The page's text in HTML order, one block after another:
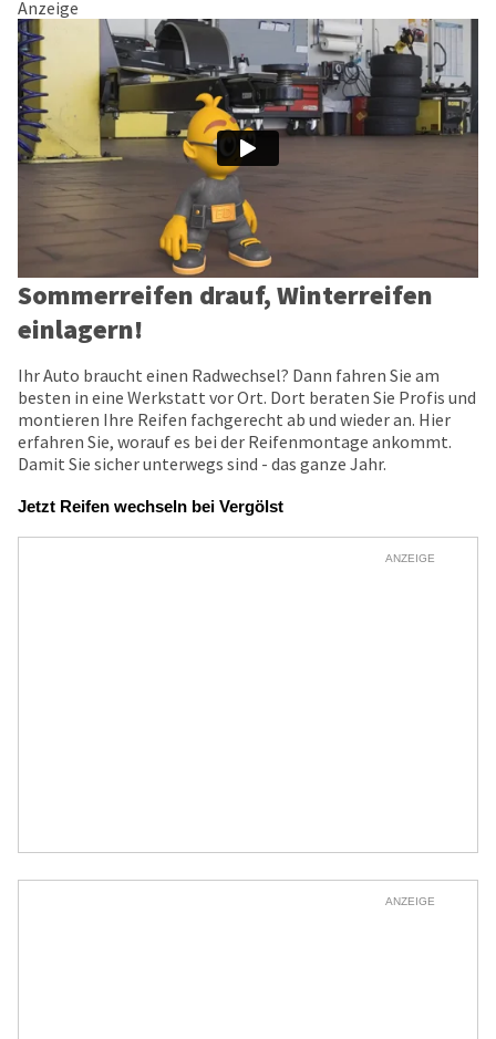
Anzeige
Sommerreifen drauf, Winterreifen
einlagern!
Ihr Auto braucht einen Radwechsel? Dann fahren Sie am
besten in eine Werkstatt vor Ort. Dort beraten Sie Profis und
montieren Ihre Reifen fachgerecht ab und wieder an. Hier
erfahren Sie, worauf es bei der Reifenmontage ankommt.
Damit Sie sicher unterwegs sind - das ganze Jahr.
Jetzt Reifen wechseln bei Vergölst
ANZEIGE
ANZEIGE